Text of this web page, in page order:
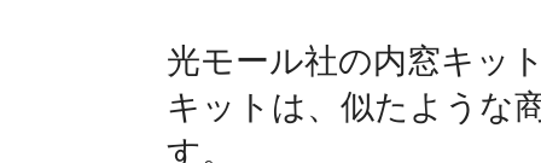
光モール社の内窓キッ
キットは、似たような
す。